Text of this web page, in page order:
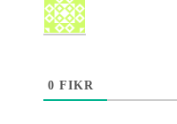
0 FIKR